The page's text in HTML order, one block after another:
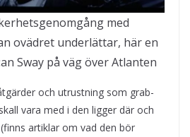
med
ovädret underlättar, här en
Sway på väg över Atlanten
och utrustning som grab-
vara med i den ligger där och
artiklar om vad den bör